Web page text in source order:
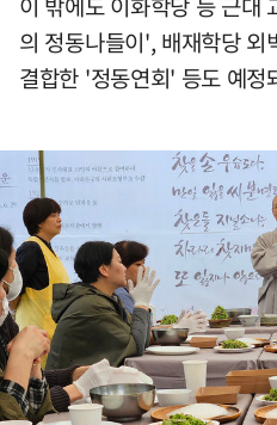
의 정동나들이', 배재학당
결합한 '정동연회' 등도 예정